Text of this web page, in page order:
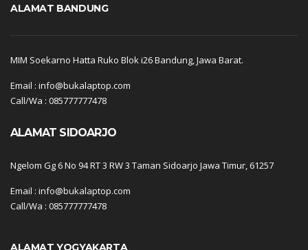
ALAMAT BANDUNG
MIM Soekarno Hatta Ruko Blok i26 Bandung, Jawa Barat.
Email : info@bukalaptop.com
Call/Wa : 085777777478
ALAMAT SIDOARJO
Ngelom Gg 6 No 94 RT 3 RW 3 Taman Sidoarjo Jawa Timur, 61257
Email : info@bukalaptop.com
Call/Wa : 085777777478
ALAMAT YOGYAKARTA